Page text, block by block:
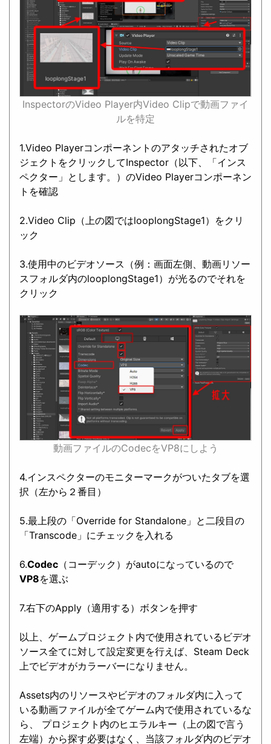
InspectorのVideo Player内Video Clipで動画ファイ
ルを特定
1.Video Playerコンポーネントのアタッチされたオブ
ジェクトをクリックしてInspector（以下、「インス
ペクター」とします。）のVideo Playerコンポーネン
トを確認
2.Video Clip（上の図ではlooplongStage1）をクリ
ック
3.使用中のビデオソース（例：画面左側、動画リソー
スフォルダ内のlooplongStage1）が光るのでそれを
クリック
動画ファイルのCodecをVP8にしよう
4.インスペクターのモニターマークがついたタブを選
択（左から２番目）
5.最上段の「Override for Standalone」と二段目の
「Transcode」にチェックを入れる
6.Codec （コーデック）がautoになっているので
VP8を選ぶ
7.右下のApply（適用する）ボタンを押す
以上、ゲームプロジェクト内で使用されているビデオ
ソース全てに対して設定変更を行えば、Steam Deck
上でビデオがカラーバーになりません。
Assets内のリソースやビデオのフォルダ内に入って
いる動画ファイルが全てゲーム内で使用されているな
ら、 プロジェクト内のヒエラルキー（上の図で言う
左端）から探す必要はなく、当該フォルダ内のビデオ